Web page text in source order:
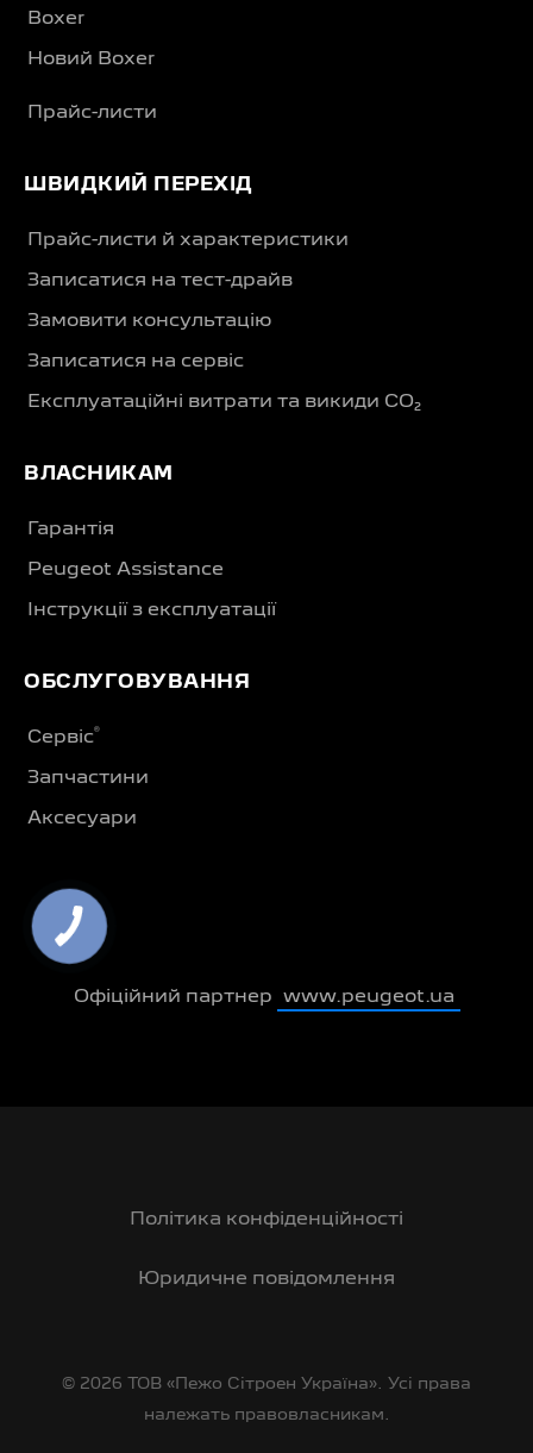
Boxer
Новий Boxer
Прайс-листи
ШВИДКИЙ ПЕРЕХІД
Прайс-листи й характеристики
Записатися на тест-драйв
Замовити консультацію
Записатися на сервіс
Експлуатаційні витрати та викиди CO₂
ВЛАСНИКАМ
Гарантія
Peugeot Assistance
Інструкції з експлуатації
ОБСЛУГОВУВАННЯ
Сервіс®
Запчастини
Аксесуари
Офіційний партнер www.peugeot.ua
Політика конфіденційності
Юридичне повідомлення
© 2026 ТОВ «Пежо Сітроен Україна». Усі права
належать правовласникам.